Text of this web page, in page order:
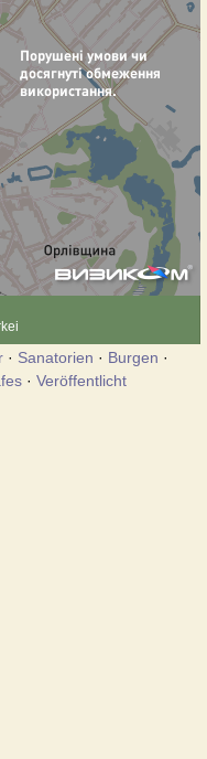
· Sanatorien · Burgen ·
· Veröffentlicht